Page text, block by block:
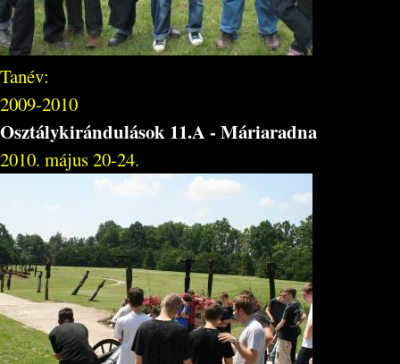
Tanév:
2009-2010
Osztálykirándulások 11.A - Máriaradna
2010. május 20-24.